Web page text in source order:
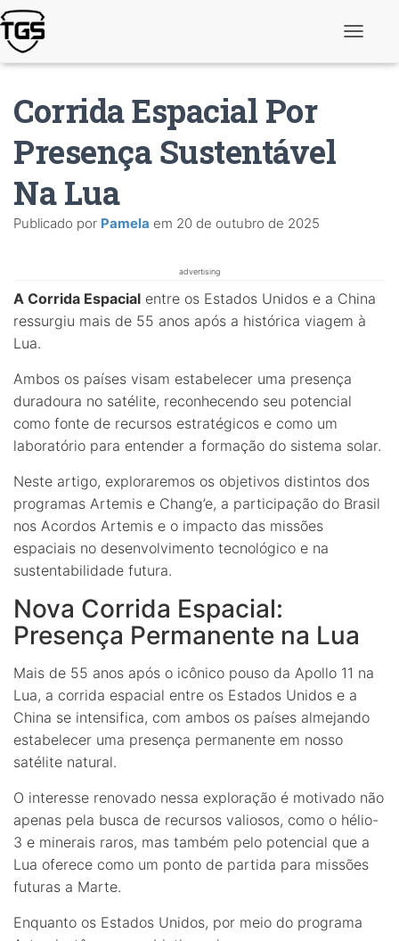
Corrida Espacial Por
Presença Sustentável
Na Lua
Publicado por Pamela em 20 de outubro de 2025
advertising
A Corrida Espacial entre os Estados Unidos e a China
ressurgiu mais de 55 anos após a histórica viagem à
Lua.
Ambos os países visam estabelecer uma presença
duradoura no satélite, reconhecendo seu potencial
como fonte de recursos estratégicos e como um
laboratório para entender a formação do sistema solar.
Neste artigo, exploraremos os objetivos distintos dos
programas Artemis e Chang’e, a participação do Brasil
nos Acordos Artemis e o impacto das missões
espaciais no desenvolvimento tecnológico e na
sustentabilidade futura.
Nova Corrida Espacial:
Presença Permanente na Lua
Mais de 55 anos após o icônico pouso da Apollo 11 na
Lua, a corrida espacial entre os Estados Unidos e a
China se intensifica, com ambos os países almejando
estabelecer uma presença permanente em nosso
satélite natural.
O interesse renovado nessa exploração é motivado não
apenas pela busca de recursos valiosos, como o hélio-
3 e minerais raros, mas também pelo potencial que a
Lua oferece como um ponto de partida para missões
futuras a Marte.
Enquanto os Estados Unidos, por meio do programa